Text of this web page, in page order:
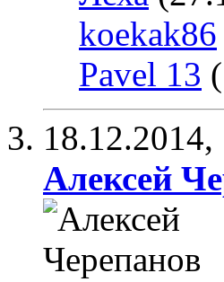
koekak86
Pavel 13
18.12.2014,
Алексей